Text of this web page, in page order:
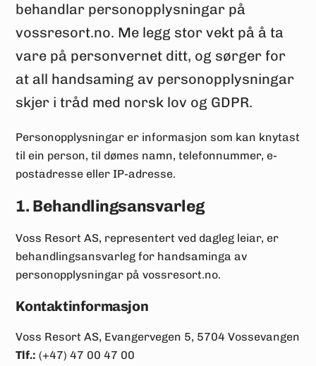
behandlar personopplysningar på
vossresort.no. Me legg stor vekt på å ta
vare på personvernet ditt, og sørger for
at all handsaming av personopplysningar
skjer i tråd med norsk lov og GDPR.
Personopplysningar er informasjon som kan knytast
til ein person, til dømes namn, telefonnummer, e-
postadresse eller IP-adresse.
1. Behandlingsansvarleg
Voss Resort AS, representert ved dagleg leiar, er
behandlingsansvarleg for handsaminga av
personopplysningar på vossresort.no.
Kontaktinformasjon
Voss Resort AS, Evangervegen 5, 5704 Vossevangen
Tlf.: (+47) 47 00 47 00